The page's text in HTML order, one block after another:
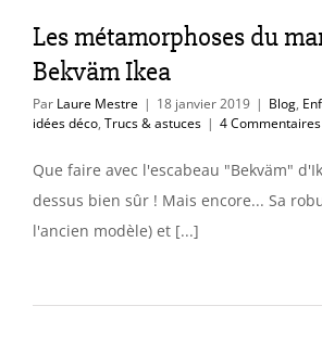
Trucs & astuces
Les métamorphoses du
Bekväm Ikea
Par Laure Mestre | 18 janvier 2019 | Blog,
idées déco, Trucs & astuces | 4 Commentaires
Que faire avec l'escabeau "Bekväm"
dessus bien sûr ! Mais encore... Sa
l'ancien modèle) et [...]